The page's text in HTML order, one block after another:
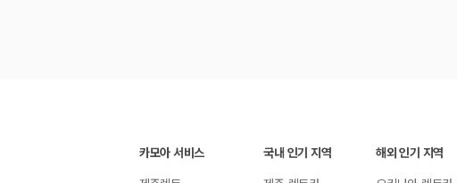
카모아 서비스 국내 인기 지역 해외 인기 지역